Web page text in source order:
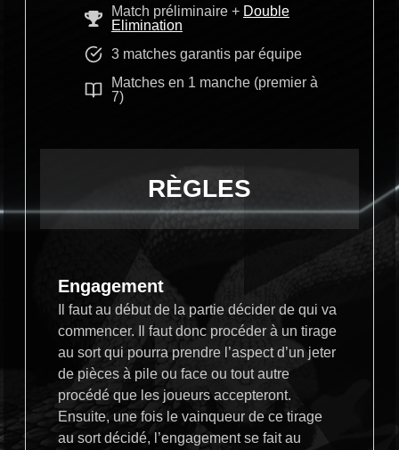
Match préliminaire + Double
Elimination
3 matches garantis par équipe
Matches en 1 manche (premier à
7)
RÈGLES
Engagement
Il faut au début de la partie décider de qui va
commencer. Il faut donc procéder à un tirage
au sort qui pourra prendre l’aspect d’un jeter
de pièces à pile ou face ou tout autre
procédé que les joueurs accepteront.
Ensuite, une fois le vainqueur de ce tirage
au sort décidé, l’engagement se fait au